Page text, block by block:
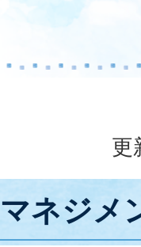
更
ネジメ